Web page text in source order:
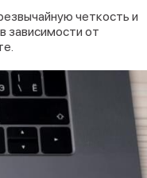
четкость и
зависимости от